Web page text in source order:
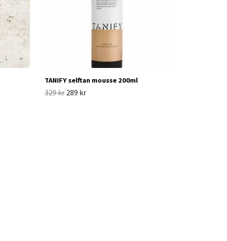
TANIFY selftan mousse 200ml
329 kr 289 kr